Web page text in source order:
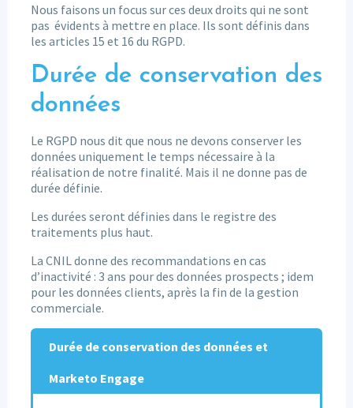
Nous faisons un focus sur ces deux droits qui ne sont
pas évidents à mettre en place. Ils sont définis dans
les articles 15 et 16 du RGPD.
Durée de conservation des
données
Le RGPD nous dit que nous ne devons conserver les
données uniquement le temps nécessaire à la
réalisation de notre finalité. Mais il ne donne pas de
durée définie.
Les durées seront définies dans le registre des
traitements plus haut.
La CNIL donne des recommandations en cas
d’inactivité : 3 ans pour des données prospects ; idem
pour les données clients, après la fin de la gestion
commerciale.
Durée de conservation des données et
Marketo Engage